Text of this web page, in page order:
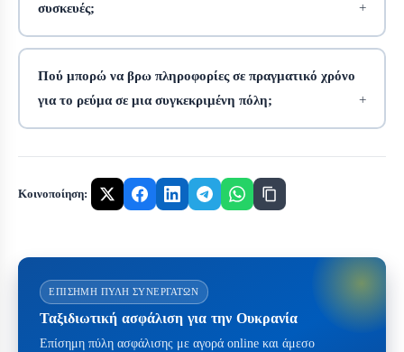
συσκευές;
Πού μπορώ να βρω πληροφορίες σε πραγματικό χρόνο
για το ρεύμα σε μια συγκεκριμένη πόλη;
Κοινοποίηση:
ΕΠΊΣΗΜΗ ΠΎΛΗ ΣΥΝΕΡΓΑΤΏΝ
Ταξιδιωτική ασφάλιση για την Ουκρανία
Επίσημη πύλη ασφάλισης με αγορά online και άμεσο